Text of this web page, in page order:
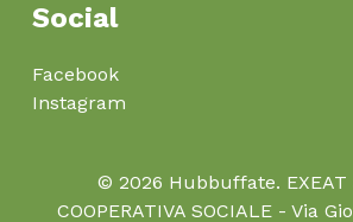
Social
Facebook
Instagram
© 2026 Hubbuffate. EXEAT
COOPERATIVA SOCIALE - Via